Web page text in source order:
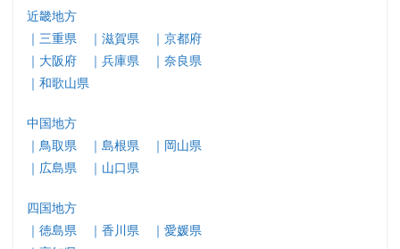
近畿地方
｜三重県
｜滋賀県
｜京都府
｜大阪府
｜兵庫県
｜奈良県
｜和歌山県
中国地方
｜鳥取県
｜島根県
｜岡山県
｜広島県
｜山口県
四国地方
｜徳島県
｜香川県
｜愛媛県